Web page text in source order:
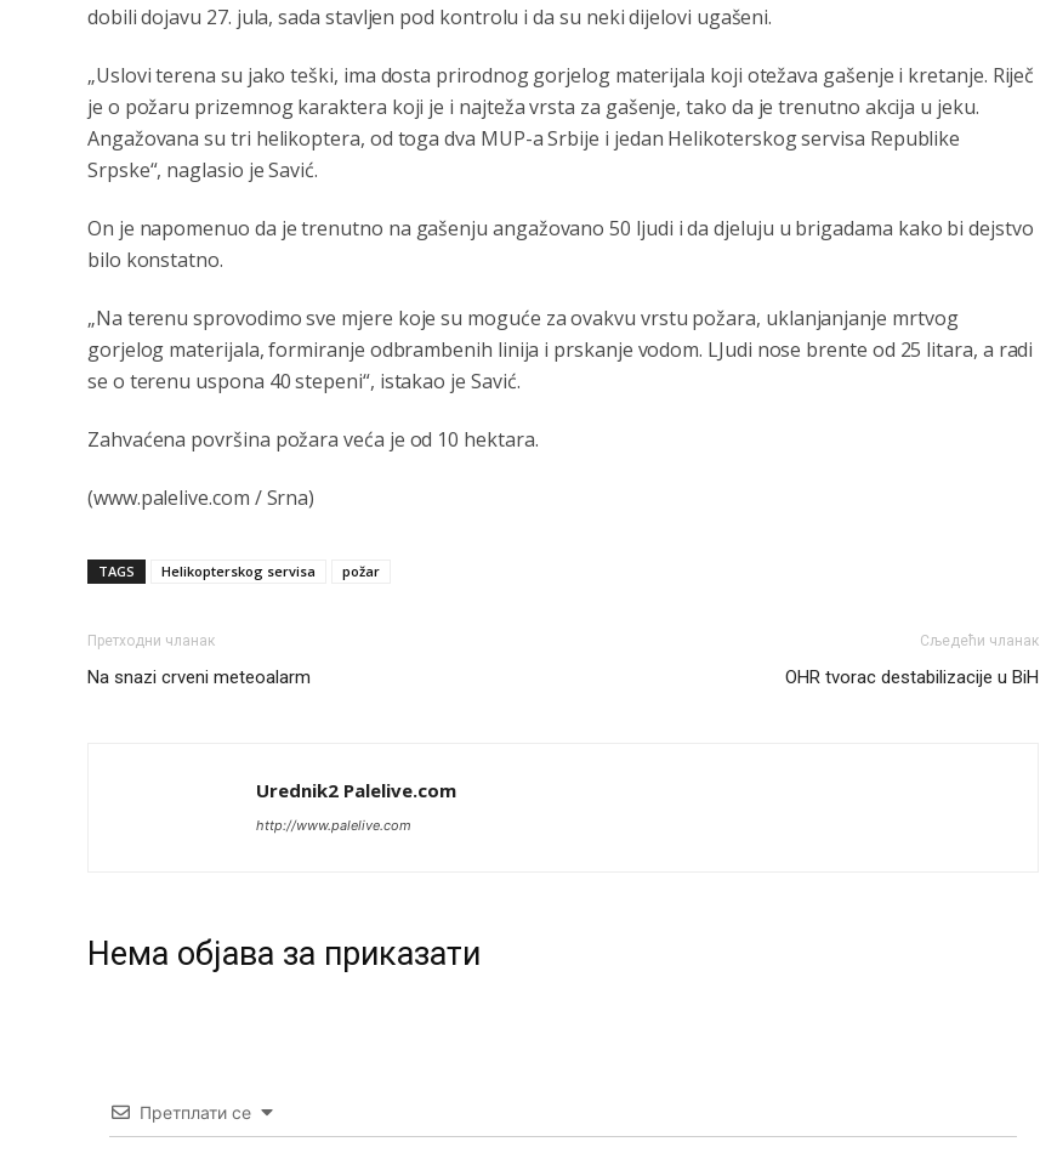
dobili dojavu 27. jula, sada stavljen pod kontrolu i da su neki dijelovi ugašeni.
„Uslovi terena su jako teški, ima dosta prirodnog gorjelog materijala koji otežava gašenje i kretanje. Riječ
je o požaru prizemnog karaktera koji je i najteža vrsta za gašenje, tako da je trenutno akcija u jeku.
Angažovana su tri helikoptera, od toga dva MUP-a Srbije i jedan Helikoterskog servisa Republike
Srpske“, naglasio je Savić.
On je napomenuo da je trenutno na gašenju angažovano 50 ljudi i da djeluju u brigadama kako bi dejstvo
bilo konstatno.
„Na terenu sprovodimo sve mjere koje su moguće za ovakvu vrstu požara, uklanjanjanje mrtvog
gorjelog materijala, formiranje odbrambenih linija i prskanje vodom. LJudi nose brente od 25 litara, a radi
se o terenu uspona 40 stepeni“, istakao je Savić.
Zahvaćena površina požara veća je od 10 hektara.
(www.palelive.com / Srna)
TAGS Helikopterskog servisa požar
Претходни чланак
Na snazi crveni meteoalarm
Сљедећи чланак
OHR tvorac destabilizacije u BiH
Urednik2 Palelive.com
http://www.palelive.com
Нeма објава за приказати
Претплати се